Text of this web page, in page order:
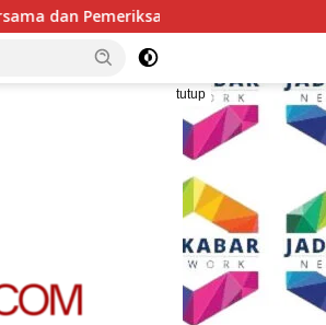
Gratis, Perkuat Pelayanan untuk
tutup